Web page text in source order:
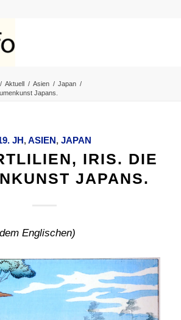
/ Aktuell / Asien / Japan /
Japans.
JH,ASIEN, JAPAN
IRIS. DIE
JAPANS.
Englischen)